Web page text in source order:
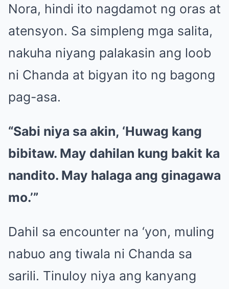
Nora, hindi ito nagdamot ng oras at
atensyon. Sa simpleng mga salita,
nakuha niyang palakasin ang loob
ni Chanda at bigyan ito ng bagong
pag-asa.
“Sabi niya sa akin, ‘Huwag kang
bibitaw. May dahilan kung bakit ka
nandito. May halaga ang ginagawa
mo.’”
Dahil sa encounter na ‘yon, muling
nabuo ang tiwala ni Chanda sa
sarili. Tinuloy niya ang kanyang